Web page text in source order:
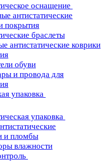
оснащение
антистатические
покрытия
браслеты
антистатические коврики
обуви
и провода для
упаковка
упаковка
и пломбы
влажности